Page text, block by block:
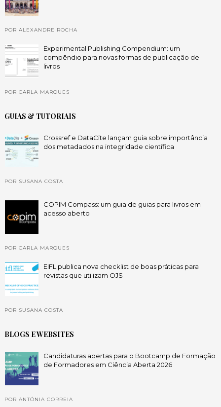
POR ALEXANDRE ROCHA
Experimental Publishing Compendium: um
compêndio para novas formas de publicação de
livros
POR CARLA MARQUES
GUIAS & TUTORIAIS
Crossref e DataCite lançam guia sobre importância
dos metadados na integridade científica
POR SUSANA COSTA
COPIM Compass: um guia de guias para livros em
acesso aberto
POR CARLA MARQUES
EIFL publica nova checklist de boas práticas para
revistas que utilizam OJS
POR SUSANA COSTA
BLOGS E WEBSITES
Candidaturas abertas para o Bootcamp de Formação
de Formadores em Ciência Aberta 2026
POR ANTÓNIA CORREIA